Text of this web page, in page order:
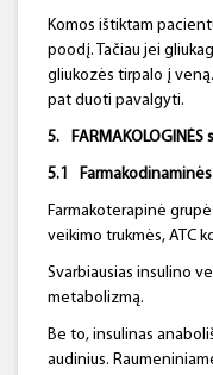
Komos ištiktam
poodį. Tačiau jei
gliukozės tirpalo į
pat duoti pavalgyti.
5. FARMAKOLOGINĖS
5.1 Farmakodinaminės
Farmakoterapinė
veikimo trukmės, ATC
Svarbiausias insulino
metabolizmą.
Be to, insulinas
audinius.